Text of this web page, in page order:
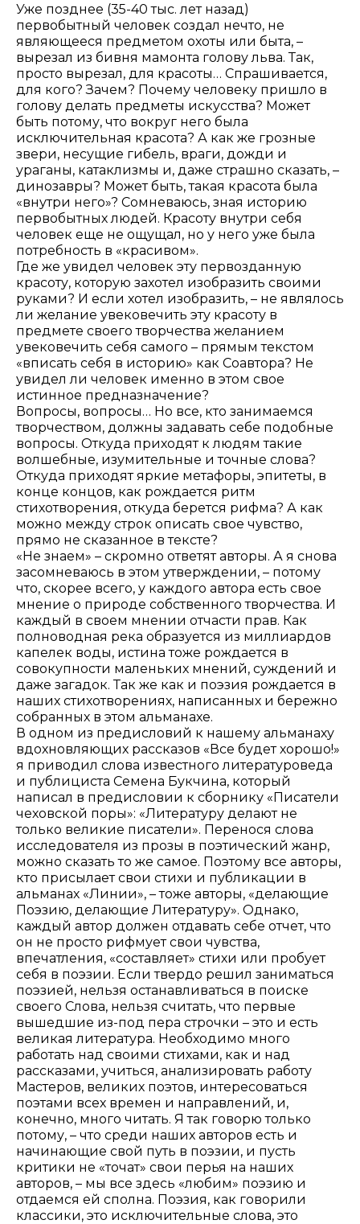
Уже позднее (35-40 тыс. лет назад)
первобытный человек создал нечто, не
являющееся предметом охоты или быта, –
вырезал из бивня мамонта голову льва. Так,
просто вырезал, для красоты… Спрашивается,
для кого? Зачем? Почему человеку пришло в
голову делать предметы искусства? Может
быть потому, что вокруг него была
исключительная красота? А как же грозные
звери, несущие гибель, враги, дожди и
ураганы, катаклизмы и, даже страшно сказать, –
динозавры? Может быть, такая красота была
«внутри него»? Сомневаюсь, зная историю
первобытных людей. Красоту внутри себя
человек еще не ощущал, но у него уже была
потребность в «красивом».
Где же увидел человек эту первозданную
красоту, которую захотел изобразить своими
руками? И если хотел изобразить, – не являлось
ли желание увековечить эту красоту в
предмете своего творчества желанием
увековечить себя самого – прямым текстом
«вписать себя в историю» как Соавтора? Не
увидел ли человек именно в этом свое
истинное предназначение?
Вопросы, вопросы… Но все, кто занимаемся
творчеством, должны задавать себе подобные
вопросы. Откуда приходят к людям такие
волшебные, изумительные и точные слова?
Откуда приходят яркие метафоры, эпитеты, в
конце концов, как рождается ритм
стихотворения, откуда берется рифма? А как
можно между строк описать свое чувство,
прямо не сказанное в тексте?
«Не знаем» – скромно ответят авторы. А я снова
засомневаюсь в этом утверждении, – потому
что, скорее всего, у каждого автора есть свое
мнение о природе собственного творчества. И
каждый в своем мнении отчасти прав. Как
полноводная река образуется из миллиардов
капелек воды, истина тоже рождается в
совокупности маленьких мнений, суждений и
даже загадок. Так же как и поэзия рождается в
наших стихотворениях, написанных и бережно
собранных в этом альманахе.
В одном из предисловий к нашему альманаху
вдохновляющих рассказов «Все будет хорошо!»
я приводил слова известного литературоведа
и публициста Семена Букчина, который
написал в предисловии к сборнику «Писатели
чеховской поры»: «Литературу делают не
только великие писатели». Перенося слова
исследователя из прозы в поэтический жанр,
можно сказать то же самое. Поэтому все авторы,
кто присылает свои стихи и публикации в
альманах «Линии», – тоже авторы, «делающие
Поэзию, делающие Литературу». Однако,
каждый автор должен отдавать себе отчет, что
он не просто рифмует свои чувства,
впечатления, «составляет» стихи или пробует
себя в поэзии. Если твердо решил заниматься
поэзией, нельзя останавливаться в поиске
своего Слова, нельзя считать, что первые
вышедшие из-под пера строчки – это и есть
великая литература. Необходимо много
работать над своими стихами, как и над
рассказами, учиться, анализировать работу
Мастеров, великих поэтов, интересоваться
поэтами всех времен и направлений, и,
конечно, много читать. Я так говорю только
потому, – что среди наших авторов есть и
начинающие свой путь в поэзии, и пусть
критики не «точат» свои перья на наших
авторов, – мы все здесь «любим» поэзию и
отдаемся ей сполна. Поэзия, как говорили
классики, это исключительные слова, это